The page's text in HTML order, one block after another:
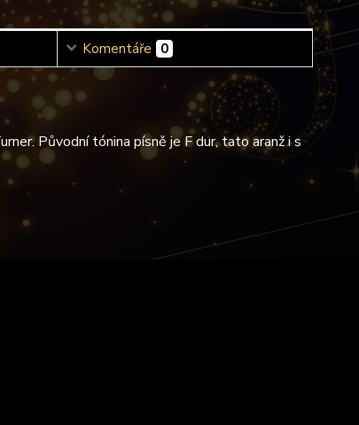
Komentáře 0
Původní tónina písně je F dur, tato aranž i s